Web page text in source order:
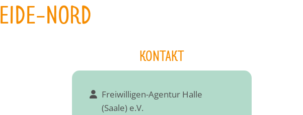
NORD
KONTAKT
Freiwilligen-Agentur Halle
(Saale) e.V.